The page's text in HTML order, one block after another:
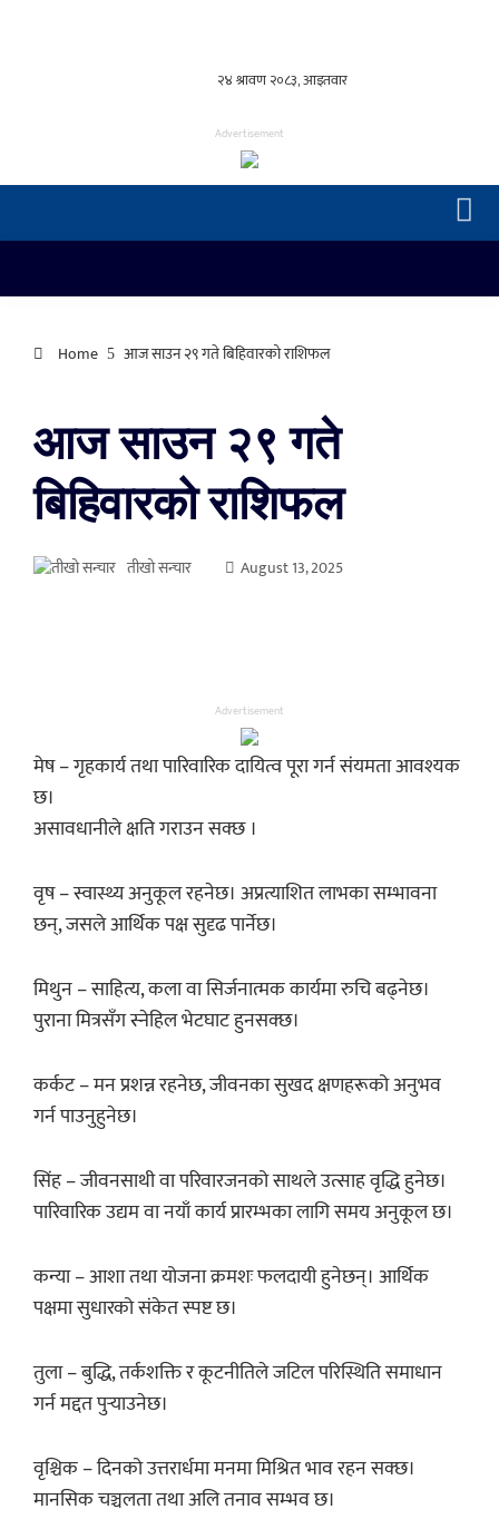
Advertisement
Home आज साउन २९ गते बिहिवारको राशिफल
आज साउन २९ गते
बिहिवारको राशिफल
तीखो सन्चार August 13, 2025
Advertisement
मेष – गृहकार्य तथा पारिवारिक दायित्व पूरा गर्न संयमता आवश्यक
छ।
असावधानीले क्षति गराउन सक्छ ।
वृष – स्वास्थ्य अनुकूल रहनेछ। अप्रत्याशित लाभका सम्भावना
छन्, जसले आर्थिक पक्ष सुदृढ पार्नेछ।
मिथुन – साहित्य, कला वा सिर्जनात्मक कार्यमा रुचि बढ्नेछ।
पुराना मित्रसँग स्नेहिल भेटघाट हुनसक्छ।
कर्कट – मन प्रशन्न रहनेछ, जीवनका सुखद क्षणहरूको अनुभव
गर्न पाउनुहुनेछ।
सिंह – जीवनसाथी वा परिवारजनको साथले उत्साह वृद्धि हुनेछ।
पारिवारिक उद्यम वा नयाँ कार्य प्रारम्भका लागि समय अनुकूल छ।
कन्या – आशा तथा योजना क्रमशः फलदायी हुनेछन्। आर्थिक
पक्षमा सुधारको संकेत स्पष्ट छ।
तुला – बुद्धि, तर्कशक्ति र कूटनीतिले जटिल परिस्थिति समाधान
गर्न मद्दत पुर्‍याउनेछ।
वृश्चिक – दिनको उत्तरार्धमा मनमा मिश्रित भाव रहन सक्छ।
मानसिक चञ्चलता तथा अलि तनाव सम्भव छ।